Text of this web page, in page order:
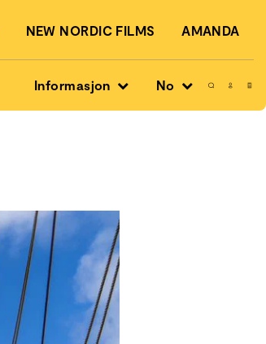
NEW NORDIC FILMS AMANDA
Informasjon No